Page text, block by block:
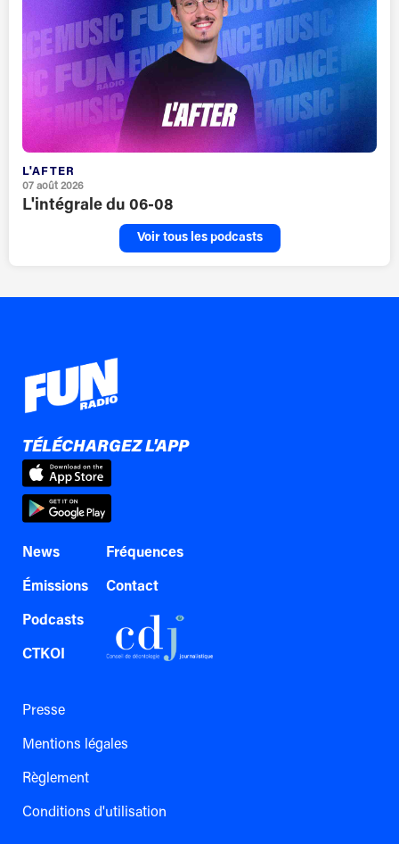
L'AFTER
07 août 2026
L'intégrale du 06-08
Voir tous les podcasts
TÉLÉCHARGEZ L'APP
News
Émissions
Podcasts
CTKOI
Fréquences
Contact
Presse
Mentions légales
Règlement
Conditions d'utilisation